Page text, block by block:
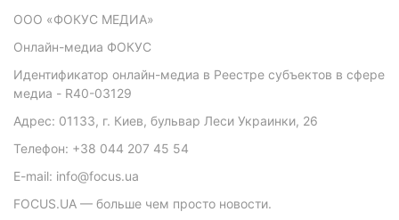
ООО «ФОКУС МЕДИА»
Онлайн-медиа ФОКУС
Идентификатор онлайн-медиа в Реестре субъектов в сфере
медиа - R40-03129
Адрес: 01133, г. Киев, бульвар Леси Украинки, 26
Телефон: +38 044 207 45 54
E-mail: info@focus.ua
FOCUS.UA — больше чем просто новости.